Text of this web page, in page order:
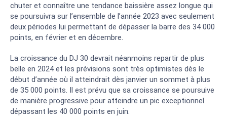
chuter et connaître une tendance baissière assez longue qui
se poursuivra sur l’ensemble de l’année 2023 avec seulement
deux périodes lui permettant de dépasser la barre des 34 000
points, en février et en décembre.
La croissance du DJ 30 devrait néanmoins repartir de plus
belle en 2024 et les prévisions sont très optimistes dès le
début d’année où il atteindrait dès janvier un sommet à plus
de 35 000 points. Il est prévu que sa croissance se poursuive
de manière progressive pour atteindre un pic exceptionnel
dépassant les 40 000 points en juin.